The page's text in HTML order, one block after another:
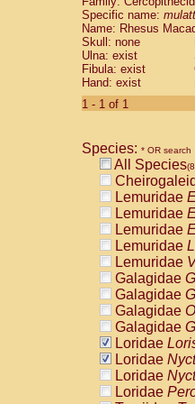
Cebidae
Cebidae
Cebidae
Cebidae
Cebidae
Cebidae
Cebidae
Cebidae
Cebidae
Cebidae
Cebidae
Cebidae
Atelidae
Atelidae
Atelidae
Atelidae
Atelidae
Atelidae
Atelidae
Atelidae
Atelidae
Atelidae
Pitheciidae
Specific name:
Name: Rhesus
Skull: none
Ulna: exist
Fibula: exist
Hand: exist
1 - 1 of 1
Species: * OR search
All Species
Lemuridae
Lemuridae
Lemuridae
Lemuridae
Lemuridae
Galagidae
Galagidae
Galagidae
Galagidae
Loridae
Loridae
Loridae
Loridae